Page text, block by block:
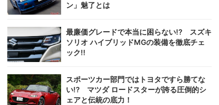
ン」魅了とは
最廉価グレードで本当に困らない!? スズキ
ソリオ ハイブリッドMGの装備を徹底チェ
ック!!
スポーツカー部門ではトヨタですら勝てな
い!? マツダ ロードスターが誇る圧倒的シ
ェアと伝統の底力！